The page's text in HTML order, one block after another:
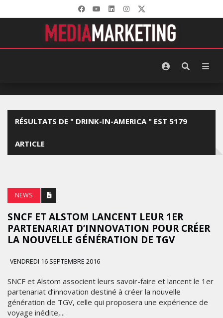
RÉSULTATS DE " DRINK-IN-AMERICA " EST 5179
ARTICLE
NEWS
SNCF ET ALSTOM LANCENT LEUR 1ER
PARTENARIAT D’INNOVATION POUR CRÉER
LA NOUVELLE GÉNÉRATION DE TGV
VENDREDI 16 SEPTEMBRE 2016
SNCF et Alstom associent leurs savoir-faire et lancent le 1er
partenariat d’innovation destiné à créer la nouvelle
génération de TGV, celle qui proposera une expérience de
voyage inédite,...